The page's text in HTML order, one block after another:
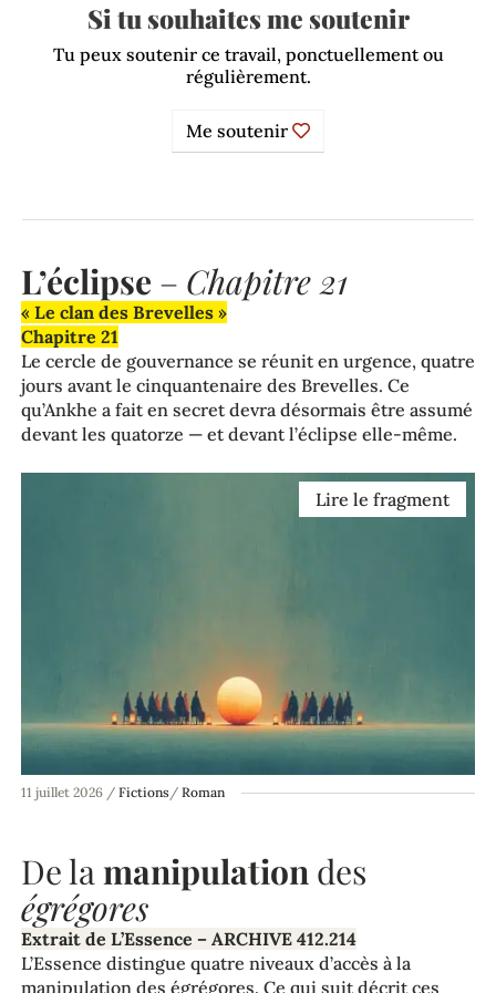
Si tu souhaites me soutenir
Tu peux soutenir ce travail, ponctuellement ou
régulièrement.
Me soutenir
L’éclipse – Chapitre 21
11 juillet 2026 / Fictions/ Roman
« Le clan des Brevelles »
Chapitre 21
Le cercle de gouvernance se réunit en urgence, quatre
jours avant le cinquantenaire des Brevelles. Ce
qu’Ankhe a fait en secret devra désormais être assumé
devant les quatorze — et devant l’éclipse elle-même.
Lire le fragment
De lamanipulation des
égrégores
Extrait de L’Essence – ARCHIVE 412.214
L’Essence distingue quatre niveaux d’accès à la
manipulation des égrégores. Ce qui suit décrit ces